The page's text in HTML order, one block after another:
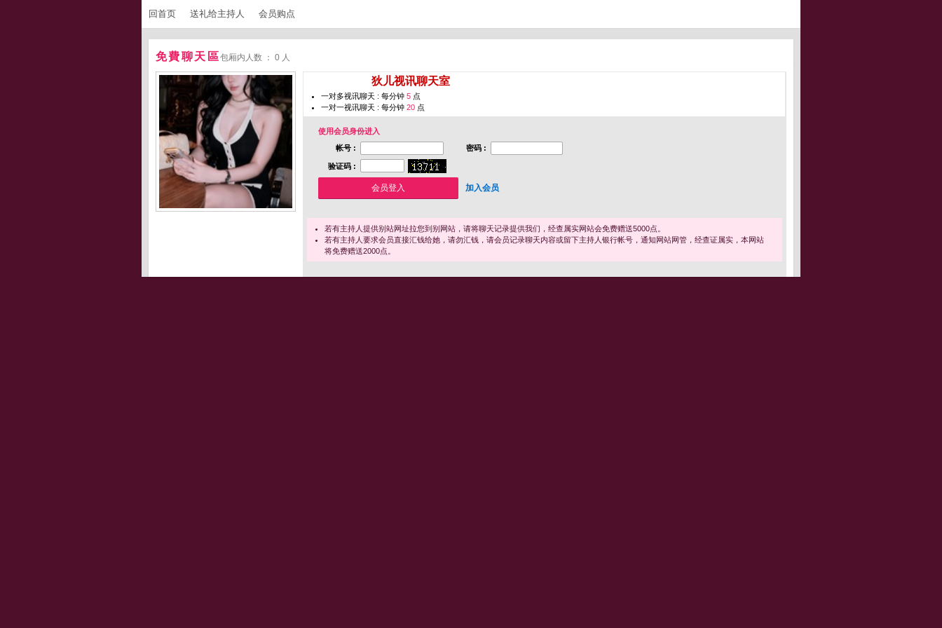
回首页 送礼给主持人 会员购点
免費聊天區包厢内人数 ： 0 人
狄儿视讯聊天室
一对多视讯聊天 : 每分钟 5 点
一对一视讯聊天 : 每分钟 20 点
使用会员身份进入
帐号 :
密码 :
验证码 :
加入会员
若有主持人提供别站网址拉您到别网站，请将聊天记录提供我们，经查属实网站会免费赠送5000点。
若有主持人要求会员直接汇钱给她，请勿汇钱，请会员记录聊天内容或留下主持人银行帐号，通知网站网管，经查证属实，本网站
将免费赠送2000点。